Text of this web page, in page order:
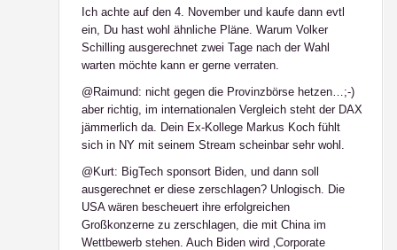
Ich achte auf den 4. November und kaufe dann evtl
ein, Du hast wohl ähnliche Pläne. Warum Volker
Schilling ausgerechnet zwei Tage nach der Wahl
warten möchte kann er gerne verraten.
@Raimund: nicht gegen die Provinzbörse hetzen…;-)
aber richtig, im internationalen Vergleich steht der DAX
jämmerlich da. Dein Ex-Kollege Markus Koch fühlt
sich in NY mit seinem Stream scheinbar sehr wohl.
@Kurt: BigTech sponsort Biden, und dann soll
ausgerechnet er diese zerschlagen? Unlogisch. Die
USA wären bescheuert ihre erfolgreichen
Großkonzerne zu zerschlagen, die mit China im
Wettbewerb stehen. Auch Biden wird ‚Corporate